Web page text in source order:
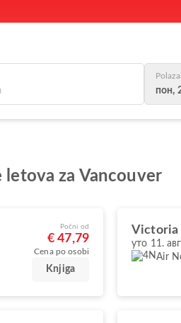
пон,
za Vancouver
Počni od
€ 47,79
Cena po osobi
Knjiga
Victoria
уто 11. авг
Air